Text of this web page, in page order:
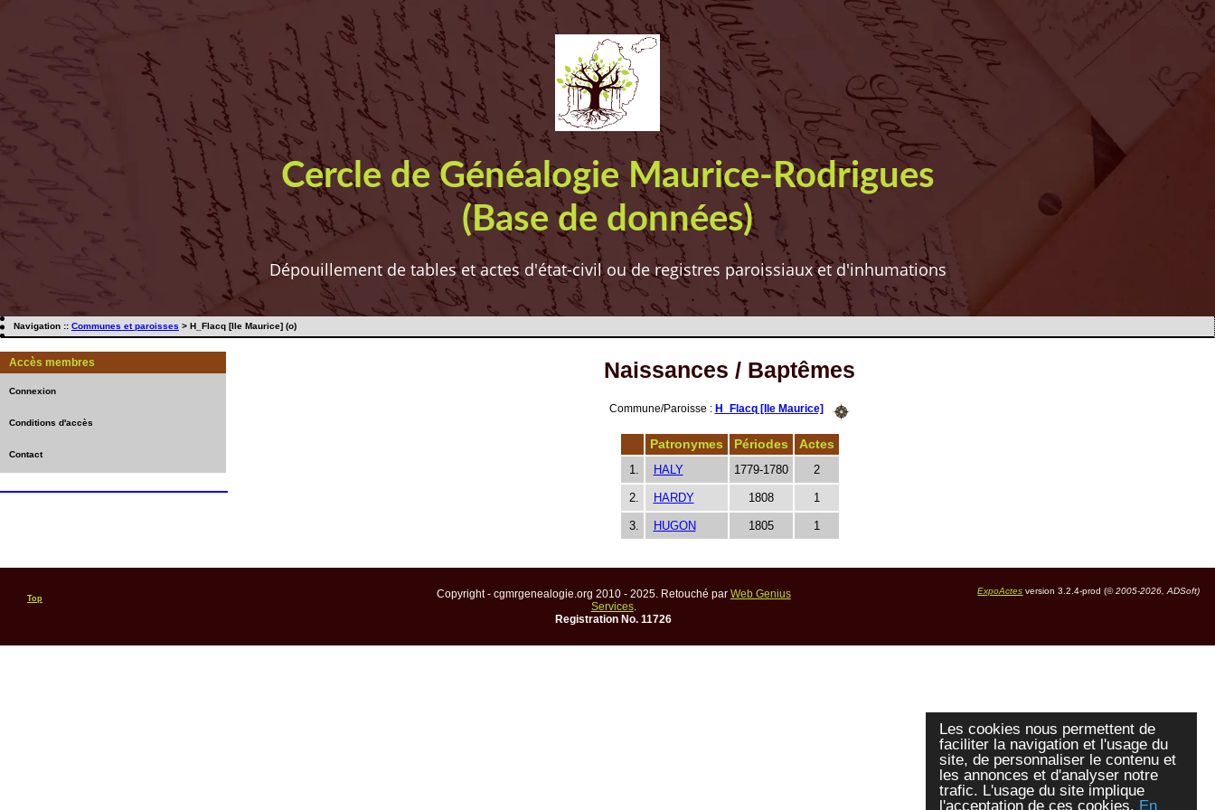
Les cookies nous permettent de
faciliter la navigation et l'usage du
site, de personnaliser le contenu et
les annonces et d'analyser notre
trafic. L'usage du site implique
l'acceptation de ces cookies. En
Cercle de Généalogie Maurice-Rodrigues
(Base de données)
Dépouillement de tables et actes d'état-civil ou de registres paroissiaux et d'inhumations
Navigation :: Communes et paroisses > H_Flacq [Ile Maurice] (o)
Accès membres
Connexion
Conditions d'accès
Contact
Naissances / Baptêmes
Commune/Paroisse : H_Flacq [Ile Maurice]
Patronymes Périodes Actes
1. HALY 1779-1780 2
2. HARDY 1808 1
3. HUGON 1805 1
Top Copyright - cgmrgenealogie.org 2010 - 2025. Retouché par Web Genius
Services.
Registration No. 11726
ExpoActes version 3.2.4-prod (©2005-2026, ADSoft)